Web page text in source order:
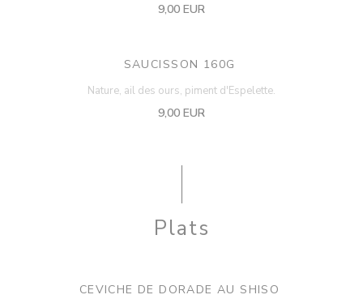
9,00 EUR
SAUCISSON 160G
Nature, ail des ours, piment d'Espelette.
9,00 EUR
Plats
CEVICHE DE DORADE AU SHISO